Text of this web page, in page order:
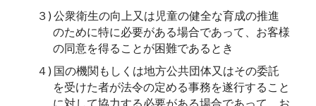
３) 公衆衛生の向上又は児童の健全な育成の推進
のために特に必要がある場合であって、お客様
の同意を得ることが困難であるとき
４) 国の機関もしくは地方公共団体又はその委託
を受けた者が法令の定める事務を遂行すること
に対して協力する必要がある場合であって、お